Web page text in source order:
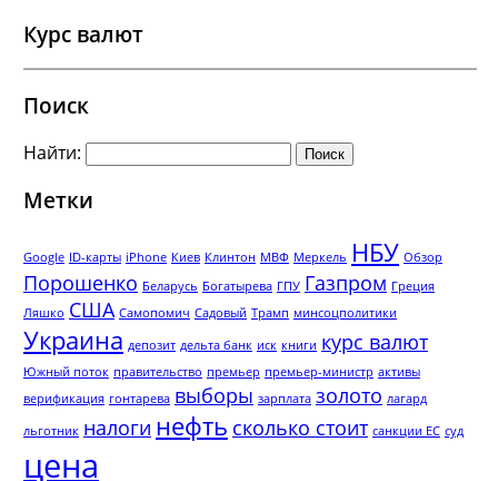
Курс валют
Поиск
Найти:
Метки
Google ID-карты iPhone Киев Клинтон МВФ Меркель НБУ Обзор
Порошенко Беларусь Богатырева ГПУ Газпром Греция
Ляшко США Самопомич Садовый Трамп минсоцполитики
Украина депозит дельта банк иск книги курс валют
Южный поток правительство премьер премьер-министр активы
верификация гонтарева выборы зарплата золото лагард
льготник налоги нефть сколько стоит санкции ЕС суд
цена